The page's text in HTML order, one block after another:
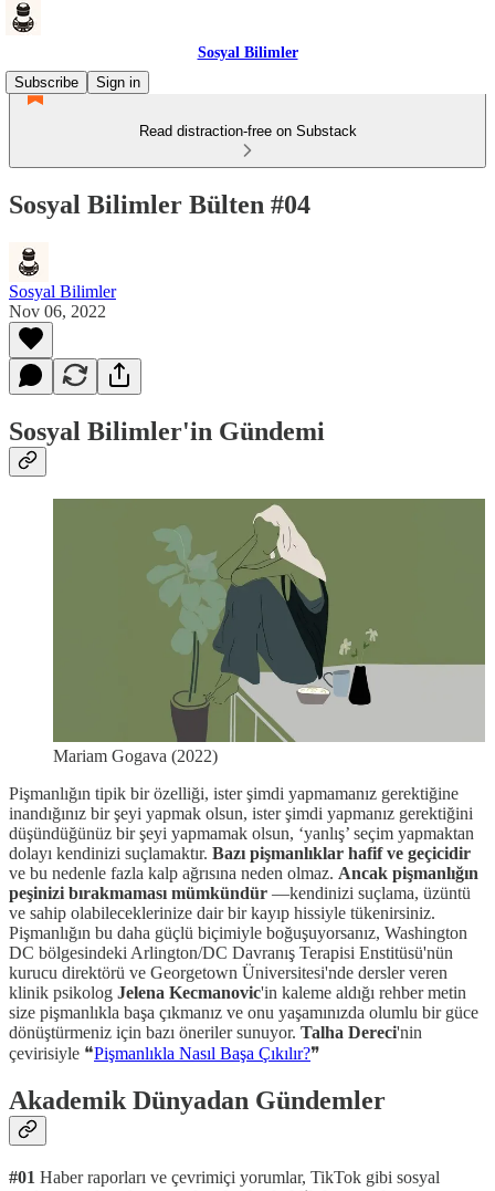
Sosyal Bilimler
Subscribe
Sign in
Read distraction-free on Substack
Sosyal Bilimler Bülten #04
Sosyal Bilimler
Nov 06, 2022
Sosyal Bilimler'in Gündemi
Mariam Gogava (2022)
Pişmanlığın tipik bir özelliği, ister şimdi yapmamanız gerektiğine
inandığınız bir şeyi yapmak olsun, ister şimdi yapmanız gerektiğini
düşündüğünüz bir şeyi yapmamak olsun, ‘yanlış’ seçim yapmaktan
dolayı kendinizi suçlamaktır. Bazı pişmanlıklar hafif ve geçicidir
ve bu nedenle fazla kalp ağrısına neden olmaz. Ancak pişmanlığın
peşinizi bırakmaması mümkündür —kendinizi suçlama, üzüntü
ve sahip olabileceklerinize dair bir kayıp hissiyle tükenirsiniz.
Pişmanlığın bu daha güçlü biçimiyle boğuşuyorsanız, Washington
DC bölgesindeki Arlington/DC Davranış Terapisi Enstitüsü'nün
kurucu direktörü ve Georgetown Üniversitesi'nde dersler veren
klinik psikolog Jelena Kecmanovic'in kaleme aldığı rehber metin
size pişmanlıkla başa çıkmanız ve onu yaşamınızda olumlu bir güce
dönüştürmeniz için bazı öneriler sunuyor. Talha Dereci'nin
çevirisiyle ❝Pişmanlıkla Nasıl Başa Çıkılır?❞
Akademik Dünyadan Gündemler
#01 Haber raporları ve çevrimiçi yorumlar, TikTok gibi sosyal